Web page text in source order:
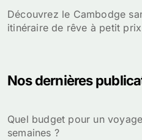
Découvrez le Cambodge
itinéraire de rêve à petit prix
Nos dernières
Quel budget pour un
semaines ?